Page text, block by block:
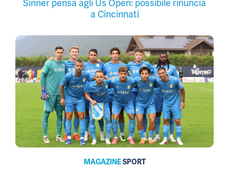
Sinner pensa agli Us Open: possibile rinuncia
a Cincinnati
MAGAZINESPORT